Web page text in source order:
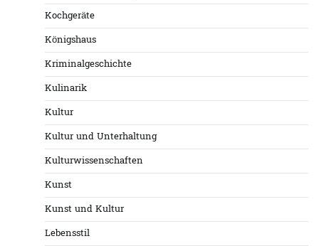
Kochgeräte
Königshaus
Kriminalgeschichte
Kulinarik
Kultur
Kultur und Unterhaltung
Kulturwissenschaften
Kunst
Kunst und Kultur
Lebensstil